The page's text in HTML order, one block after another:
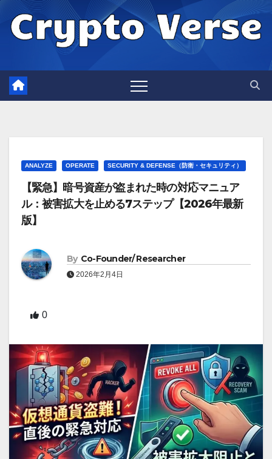
Skip
ANALYZE OPERATE SECURITY & DEFENSE（防衛・セキュリティ）
【緊急】暗号資産が盗まれた時の対応マニュア
ル：被害拡大を止める7ステップ【2026年最新
版】
By Co-Founder/ Researcher
2026年2月4日
0